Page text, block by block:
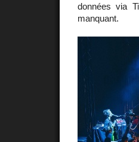
données via
manquant.